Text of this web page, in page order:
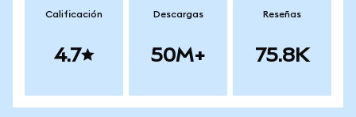
Calificación
4.7
Descargas
50M+
Reseñas
75.8K